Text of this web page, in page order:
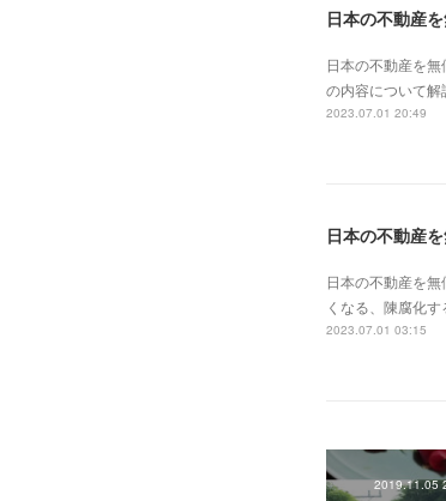
日本の不動産を
の内容について
2023.07.01 20:49
日本の不動産
日本の不動産を
くなる、陳腐化
2023.07.01 03:15
2019.11.05